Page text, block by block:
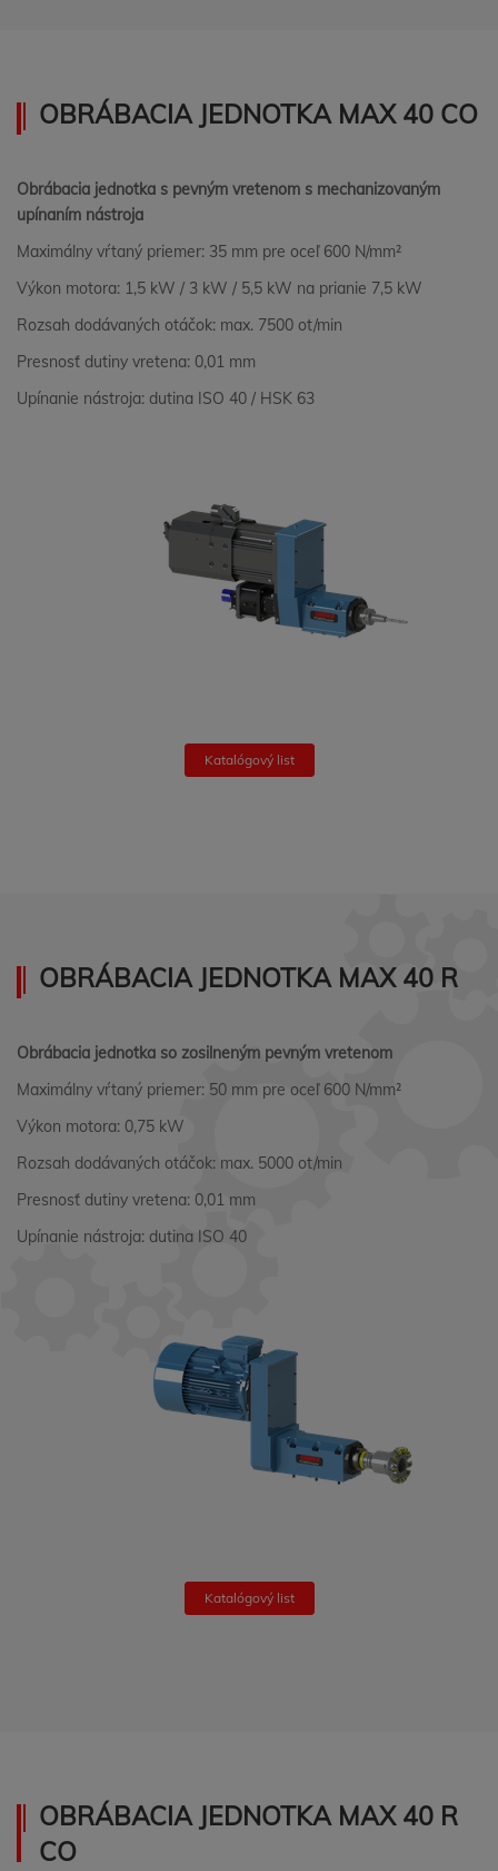
OBRÁBACIA JEDNOTKA MAX 40 CO
Obrábacia jednotka s pevným vretenom s mechanizovaným
upínaním nástroja
Maximálny vŕtaný priemer: 35 mm pre oceľ 600 N/mm²
Výkon motora: 1,5 kW / 3 kW / 5,5 kW na prianie 7,5 kW
Rozsah dodávaných otáčok: max. 7500 ot/min
Presnosť dutiny vretena: 0,01 mm
Upínanie nástroja: dutina ISO 40 / HSK 63
Katalógový list
OBRÁBACIA JEDNOTKA MAX 40 R
Obrábacia jednotka so zosilneným pevným vretenom
Maximálny vŕtaný priemer: 50 mm pre oceľ 600 N/mm²
Výkon motora: 0,75 kW
Rozsah dodávaných otáčok: max. 5000 ot/min
Presnosť dutiny vretena: 0,01 mm
Upínanie nástroja: dutina ISO 40
Katalógový list
OBRÁBACIA JEDNOTKA MAX 40 R
CO